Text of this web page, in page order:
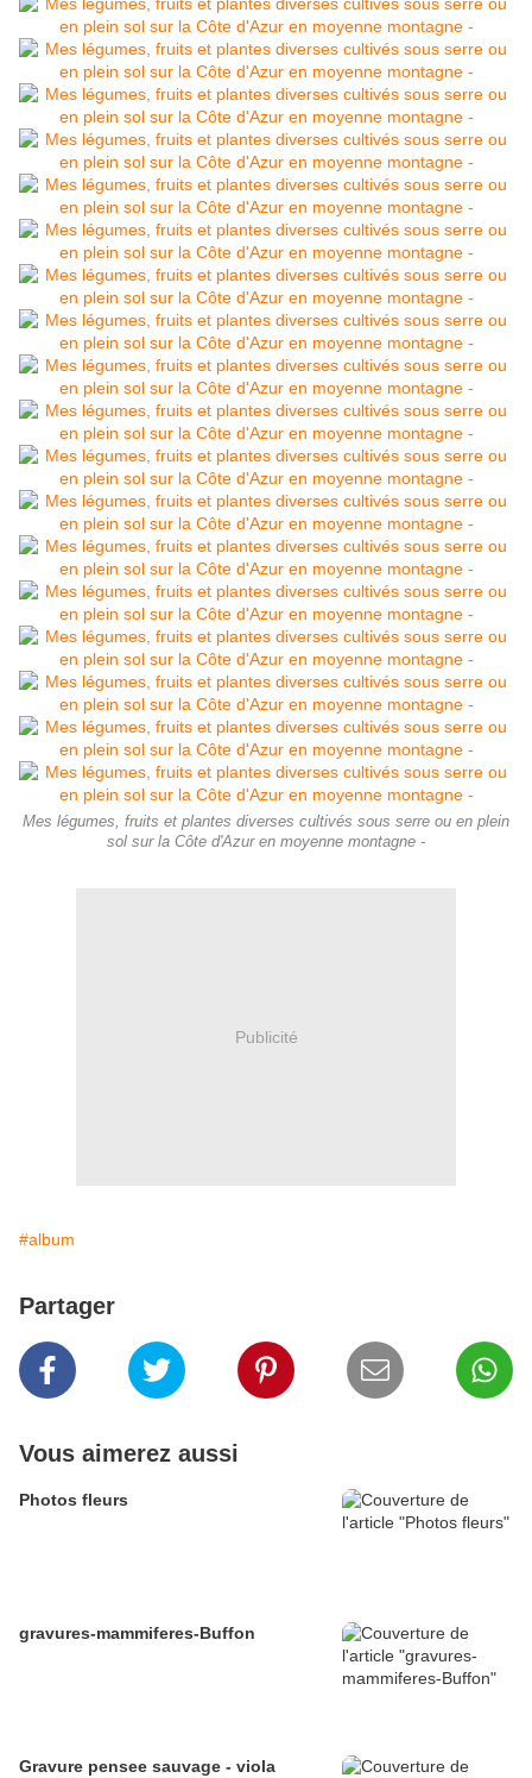
Mes légumes, fruits et plantes diverses cultivés sous serre ou en plein
sol sur la Côte d'Azur en moyenne montagne -
Publicité
#album
Partager
Vous aimerez aussi
Photos fleurs
gravures-mammiferes-Buffon
Gravure pensee sauvage - viola